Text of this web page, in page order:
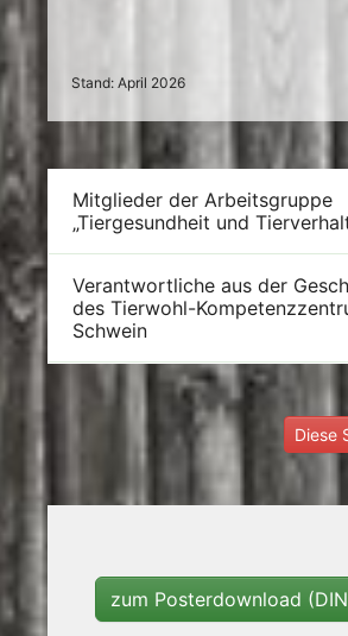
Stand: April 2026
Mitglieder der Arbeitsgruppe
„Tiergesundheit und
Verantwortliche aus der
des Tierwohl-
Schwein
Diese
zum Posterdownload